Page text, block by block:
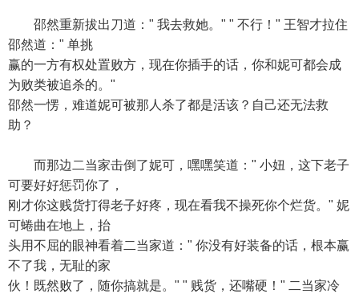
邵然重新拔出刀道：" 我去救她。" " 不行！" 王智才拉住
邵然道：" 单挑
赢的一方有权处置败方，现在你插手的话，你和妮可都会成
为败类被追杀的。"
邵然一愣，难道妮可被那人杀了都是活该？自己还无法救
助？
而那边二当家击倒了妮可，嘿嘿笑道：" 小妞，这下老子
可要好好惩罚你了，
刚才你这贱货打得老子好疼，现在看我不操死你个烂货。" 妮
可蜷曲在地上，抬
头用不屈的眼神看着二当家道：" 你没有好装备的话，根本赢
不了我，无耻的家
伙！既然败了，随你搞就是。" " 贱货，还嘴硬！" 二当家冷